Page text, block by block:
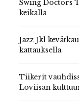
Swing Doctors
keikalla
Jazz Jkl
kattauksella
Tiikerit
Loviisan